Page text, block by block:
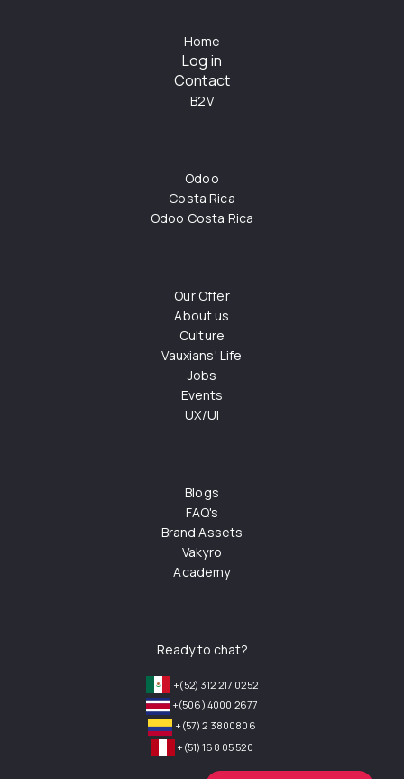
Home
Log in
Contact
B2V
Odoo
Costa Rica
Odoo Costa Rica
Our Offer
About us
Culture
Vauxians' Life
Jobs
Events
UX/UI
Blogs
FAQ's
Brand Assets
Vakyro
Academy
Ready to chat?
+(52) 312 217 0252
+(506) 4000 2677
+(57) 2 3800806
+(51) 168 05 520